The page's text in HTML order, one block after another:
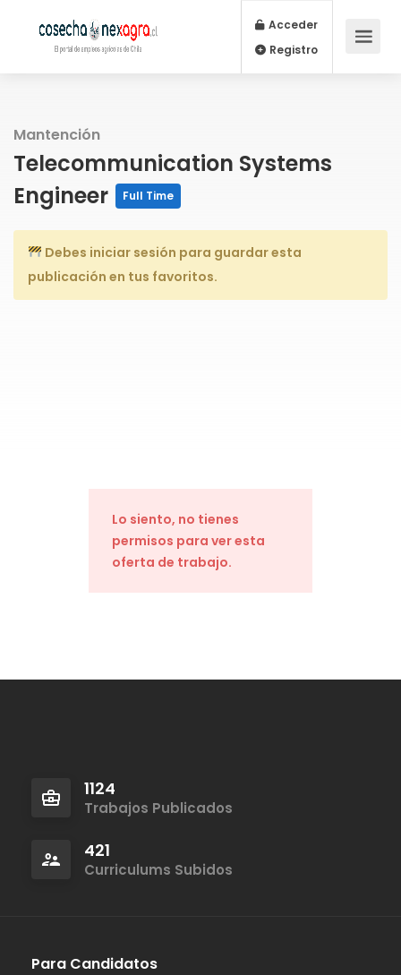
Acceder
Registro
Mantención
Telecommunication Systems
Engineer
Full Time
Debes iniciar sesión para guardar esta
publicación en tus favoritos.
Lo siento, no tienes
permisos para ver esta
oferta de trabajo.
1124
Trabajos Publicados
421
Curriculums Subidos
Para Candidatos